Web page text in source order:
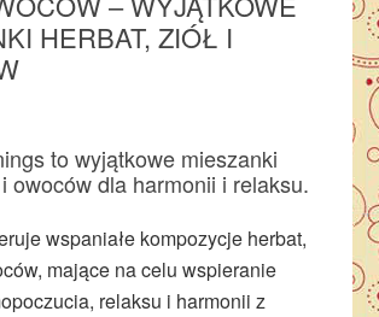
HERBAT, ZIÓŁ I
to wyjątkowe mieszanki
owoców dla harmonii i relaksu.
wspaniałe kompozycje herbat,
mające na celu wspieranie
relaksu i harmonii z